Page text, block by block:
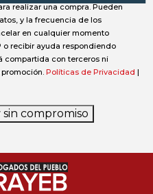
realizar una compra. Pueden
y la frecuencia de los
en cualquier momento
o recibir ayuda respondiendo
compartida con terceros ni
Políticas de Privacidad |
compromiso